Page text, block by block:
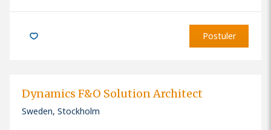
Postuler
Dynamics F&O Solution Architect
Sweden, Stockholm